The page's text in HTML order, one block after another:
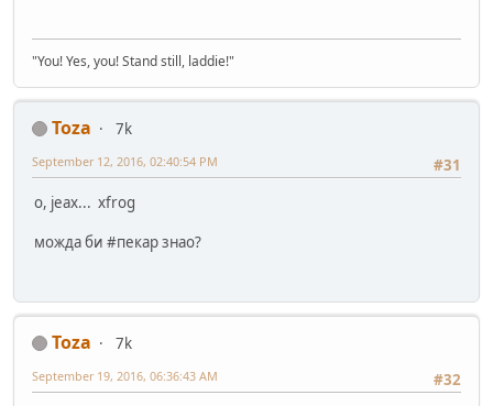
"You! Yes, you! Stand still, laddie!"
Toza
7k
#31
September 12, 2016, 02:40:54 PM
о, јеах... xfrog
можда би #пекар знао?
Toza
7k
#32
September 19, 2016, 06:36:43 AM